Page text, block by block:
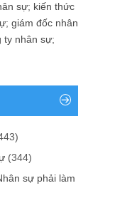
sự; kiến thức
; giám đốc nhân
ty nhân sự;
(344)
sự phải làm